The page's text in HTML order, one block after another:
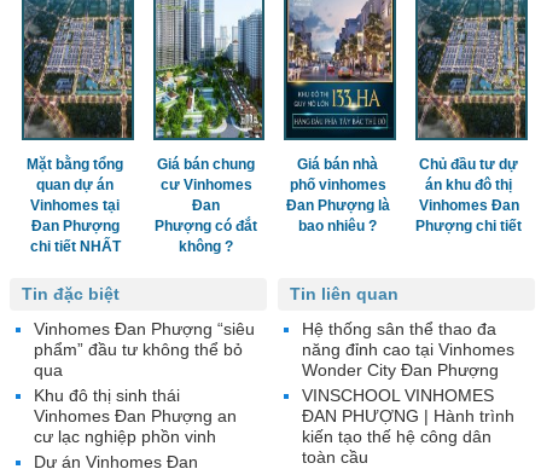
Mặt bằng tổng
quan dự án
Vinhomes tại
Đan Phượng
chi tiết NHẤT
Giá bán chung
cư Vinhomes
Đan
Phượng có đắt
không ?
Giá bán nhà
phố vinhomes
Đan Phượng là
bao nhiêu ?
Chủ đầu tư dự
án khu đô thị
Vinhomes Đan
Phượng chi tiết
Tin liên quan
Hệ thống sân thể thao đa
năng đỉnh cao tại Vinhomes
Wonder City Đan Phượng
VINSCHOOL VINHOMES
ĐAN PHƯỢNG | Hành trình
kiến tạo thế hệ công dân
toàn cầu
Tin đặc biệt
Vinhomes Đan Phượng “siêu
phẩm” đầu tư không thể bỏ
qua
Khu đô thị sinh thái
Vinhomes Đan Phượng an
cư lạc nghiệp phồn vinh
Dự án Vinhomes Đan